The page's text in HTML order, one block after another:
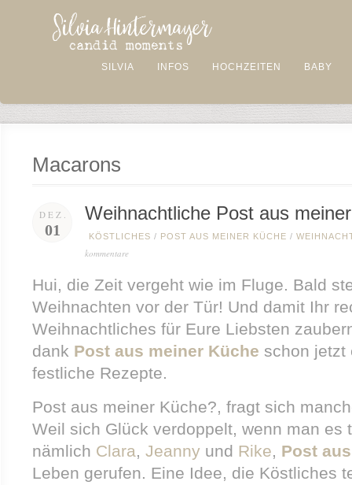
SILVIA INFOS HOCHZEITEN BABY
Macarons
DEZ.
01
Weihnachtliche Post aus
KÖSTLICHES / POST AUS MEINER KÜCHE /
kommentare
Hui, die Zeit vergeht wie im Fluge. Bald
Weihnachten vor der Tür! Und damit Ihr
Weihnachtliches für Eure Liebsten
dank Post aus meiner Küche schon jetzt
festliche Rezepte.
Post aus meiner Küche?, fragt sich
Weil sich Glück verdoppelt, wenn man es
nämlich Clara, Jeanny und Rike, Post
Leben gerufen. Eine Idee, die Köstliches